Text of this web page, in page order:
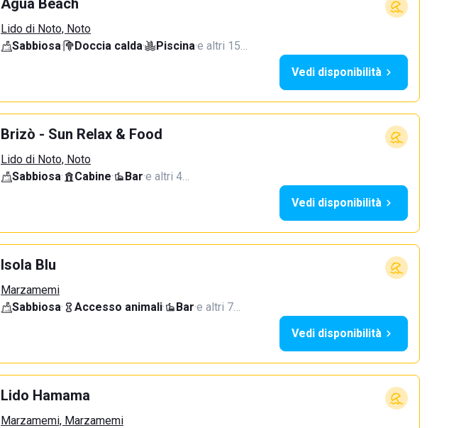
Agua Beach
Lido di Noto, Noto
Sabbiosa· Doccia calda· Piscina·e altri 15…
Vedi disponibilità
Brizò - Sun Relax & Food
Lido di Noto, Noto
Sabbiosa· Cabine· Bar·e altri 4…
Vedi disponibilità
Isola Blu
Marzamemi
Sabbiosa· Accesso animali· Bar·e altri 7…
Vedi disponibilità
Lido Hamama
Marzamemi, Marzamemi